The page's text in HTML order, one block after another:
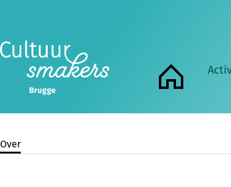
Home
2026
30 sep
2026
Een fotozoektocht in Brugge!
extra motivatie enkele mooie
Over